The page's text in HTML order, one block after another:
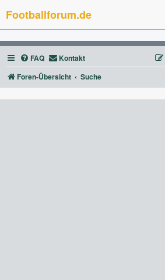
Footballforum.de
FAQ Kontakt
Foren-Übersicht
Suche